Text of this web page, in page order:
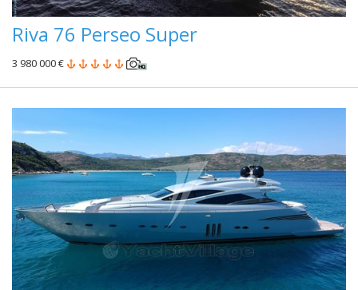
Riva 76 Perseo Super
3 980 000 €